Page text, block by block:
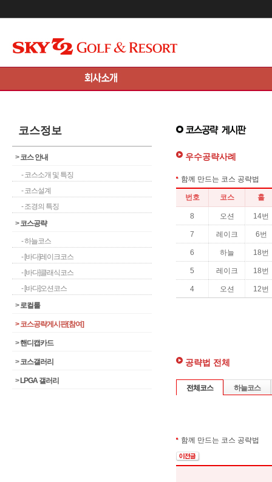
코스정보
>코스 안내
- 코스소개 및 특징
- 코스설계
- 조경의 특징
>코스공략
- 하늘코스
- [바다]레이크코스
- [바다]클래식코스
- [바다]오션코스
>로컬룰
>코스공략게시판[참여]
>핸디캡카드
>코스갤러리
> LPGA 갤러리
우수공략사례
공략법 전체
전체코스 하늘코스